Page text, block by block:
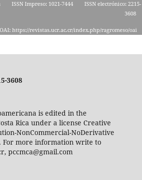
ISSN Impreso: 1021-7444
ISSN electrónico: 2215-
3608
OAI: https://revistas.ucr.ac.cr/index.php/ragromeso/oai
3608
is edited in the
Rica under a license Creative
NonCommercial-NoDerivative
For more information write to
pccmca@gmail.com